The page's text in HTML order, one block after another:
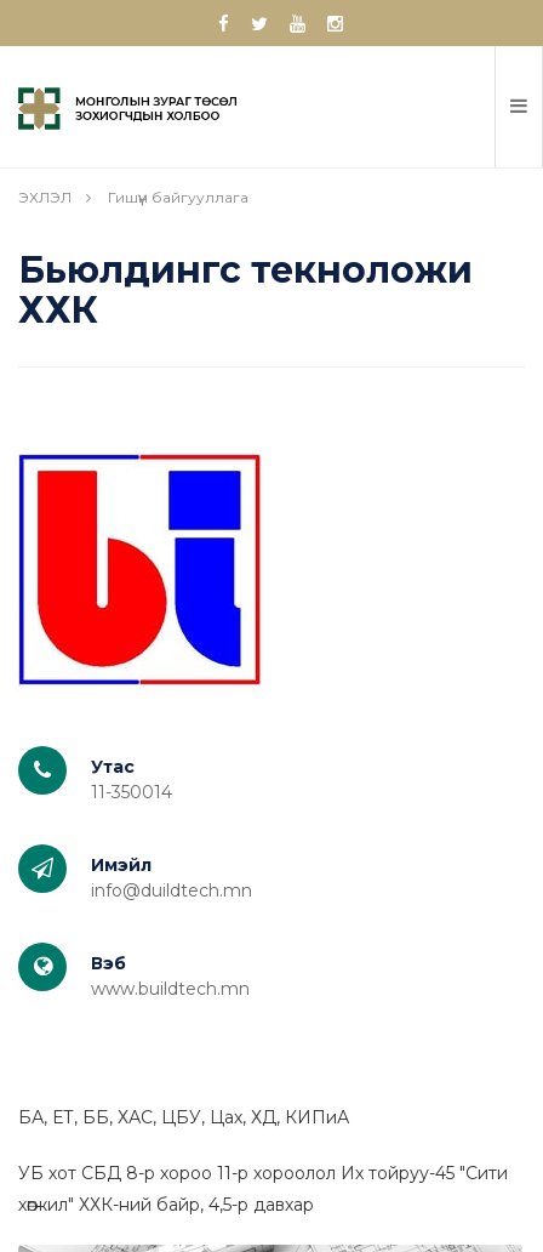
ЭХЛЭЛ Гишүүн байгууллага
Бьюлдингс текноложи
ХХК
Утас
11-350014
Имэйл
info@duildtech.mn
Вэб
www.buildtech.mn
БА, ЕТ, ББ, ХАС, ЦБУ, Цах, ХД, КИПиА
УБ хот СБД 8-р хороо 11-р хороолол Их тойруу-45 "Сити
хөгжил" ХХК-ний байр, 4,5-р давхар